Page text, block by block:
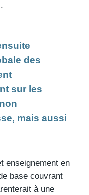
des
sur les
mais aussi
enseignement en
base couvrant
à une